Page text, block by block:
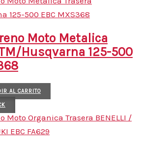
Moto Metalica
Husqvarna 125-500
AL CARRITO